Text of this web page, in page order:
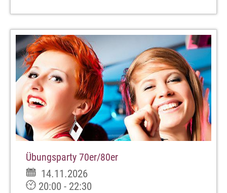
Übungsparty 70er/80er
14.11.2026
20:00 - 22:30